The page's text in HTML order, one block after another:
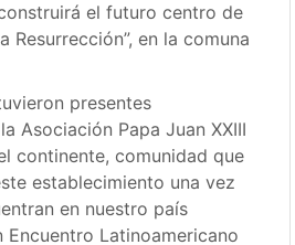
el futuro centro de
Resurrección”, en la comuna
presentes
Asociación Papa Juan XXIII
continente, comunidad que
establecimiento una vez
en nuestro país
Latinoamericano